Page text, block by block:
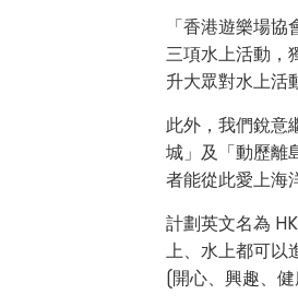
「香港遊樂場
三項水上活動，
升大眾對水上活
此外，我們銳意
城」及「動歷離
者能從此愛上海
計劃英文名為
上、水上都可以
(開心、興趣、